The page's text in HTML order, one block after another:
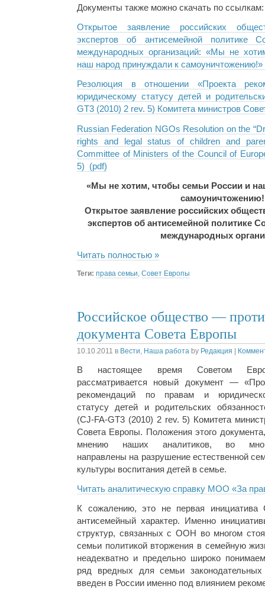
Документы также можно скачать по ссылкам:
Открытое заявление российских
экспертов об антисемейной политике
международных организаций: «Мы не
наш народ принуждали к самоуничтожению!»
Резолюция в отношении «Проекта
юридическому статусу детей и
GT3 (2010) 2 rev. 5) Комитета министров
Russian Federation NGOs Resolution on the
rights and legal status of children and
Committee of Ministers of the Council of
5) (pdf)
«Мы не хотим, чтобы семьи России и
Открытое заявление российских
экспертов об антисемейной политике
международных
Читать полностью »
Теги: права семьи, Совет Европы
Российское общество —
документа Совета Европы
10.10.2011 в Вести, Наша работа by Редакция
В настоящее время Советом
рассматривается новый документ —
рекомендаций по правам и
статусу детей и родительских
(CJ-FA-GT3 (2010) 2 rev. 5) Комитета
Совета Европы. Положения этого
мнению наших аналитиков, во
направлены на разрушение естественной
культуры воспитания детей в семье.
Читать аналитическую справку МОО «За
К сожалению, это не первая инициатива
антисемейный характер. Именно
структур, связанных с ООН во многом
семьи политикой вторжения в семейную
неадекватно и предельно широко
ряд вредных для семьи
введен в России именно под влиянием